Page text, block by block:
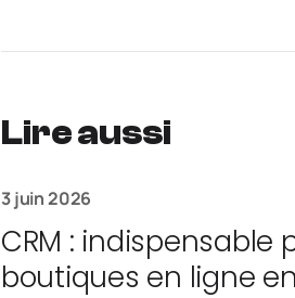
Lire aussi
3 juin 2026
CRM : indispensable
boutiques en ligne